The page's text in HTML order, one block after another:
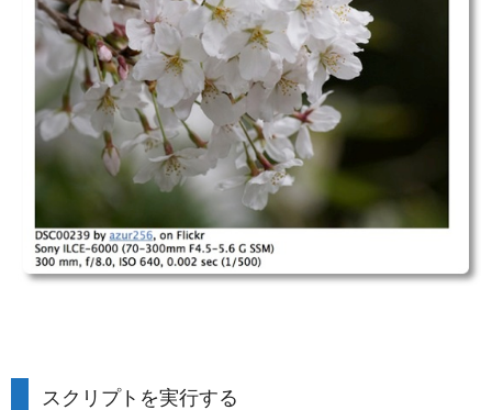
スクリプトを実行する